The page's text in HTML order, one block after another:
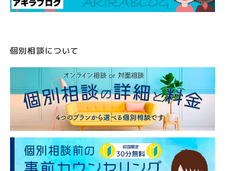
個別相談について